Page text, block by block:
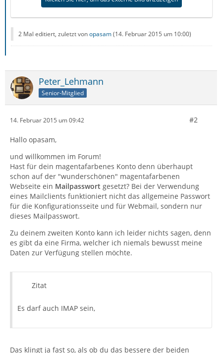
2 Mal editiert, zuletzt vonopasam(14. Februar 2015 um 10:00)
Peter_Lehmann
Senior-Mitglied
14. Februar 2015 um 09:42 #2
Hallo opasam,
und willkommen im Forum!
Hast für dein magentafarbenes Konto denn überhaupt
schon auf der "wunderschönen" magentafarbenen
Webseite ein Mailpasswort gesetzt? Bei der Verwendung
eines Mailclients funktioniert nicht das allgemeine Passwort
für die Konfigurationsseite und für Webmail, sondern nur
dieses Mailpasswort.
Zu deinem zweiten Konto kann ich leider nichts sagen, denn
es gibt da eine Firma, welcher ich niemals bewusst meine
Daten zur Verfügung stellen möchte.
Zitat
Es darf auch IMAP sein,
Das klingt ja fast so, als ob du das bessere der beiden